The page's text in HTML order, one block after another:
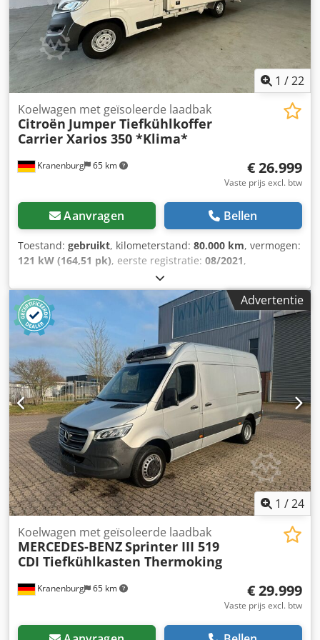
Pulsor 500 Laadklep Dhollandia 500 kg Het voertuig heeft
een barst in de voorruit, verder in zeer goede staat!!!
Financiering mogelijk via Santander Bank
1 /22
Kranenburg 65 km
Koelwagen met geïsoleerde laadbak
Citroën Jumper Tiefkühlkoffer
Carrier Xarios 350 *Klima*
€ 26.999
Vaste prijs excl. btw
Aanvragen Bellen
Toestand: gebruikt, kilometerstand: 80.000 km, vermogen:
121 kW (164,51 pk), eerste registratie: 08/2021,
, totaalgewicht:
keuring (TÜV):10/2027, kleur:wit, soort overbrenging:
mechanisch
, emissieklasse: Euro 6, aantal zitplaatsen:3 ,
laadruimte lengte:
, laadruimtebreedte:2.000
mm, laadruimtehoogte: 2.000 mm, Uitrusting:
airconditioning, centrale vergrendeling, Citroen Jumper,
23-08-2021, VF7YDCNAU12S45621 Dcedozlp D Hspfx Al Rok
* Stuurbekrachtiging * Scheidingswand * Centrale
vergrendeling Snelheidsregeling: Cruise control
Airconditioning: Airco Koelsysteem Carrier Xarios 350 tot
-20 graden Laadvermogen 700 KG Laadruimte binnen: L
4,35 B 2,0 H 2,0 meter Het voertuig verkeert in zeer goede
staat! APK geldig tot 10-2027 Financiering mogelijk via
Santander Bank
Advertentie
1 /24
Kranenburg 65 km
Koelwagen met geïsoleerde laadbak
MERCEDES-BENZSprinter III 519
CDI Tiefkühlkasten Thermoking
€ 29.999
Vaste prijs excl. btw